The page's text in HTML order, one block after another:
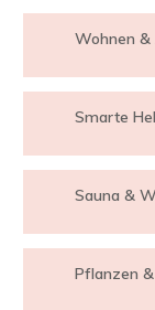
Wohnen &
Smarte
Sauna &
Pflanzen